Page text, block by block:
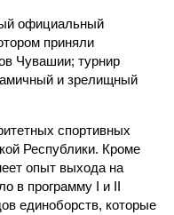
официальный
приняли
Чувашии; турнир
и зрелищный
спортивных
Республики. Кроме
опыт выхода на
в программу I и II
единоборств, которые